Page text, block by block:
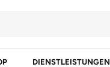
DIENSTLEISTUNGEN